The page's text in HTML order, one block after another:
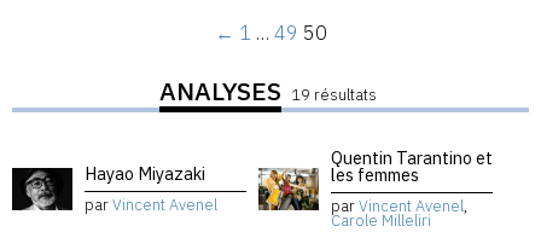
← 1 … 49 50
ANALYSES 19 résultats
Hayao Miyazaki
parVincent Avenel
Quentin Tarantino et
les femmes
parVincent Avenel,
Carole Milleliri